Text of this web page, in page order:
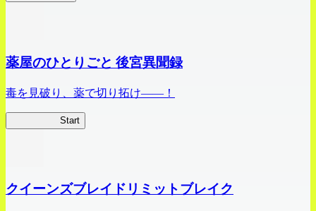
薬屋のひとりごと 後宮異聞録
毒を見破り、薬で切り拓け――！
Start
クイーンズブレイドリミットブレイク